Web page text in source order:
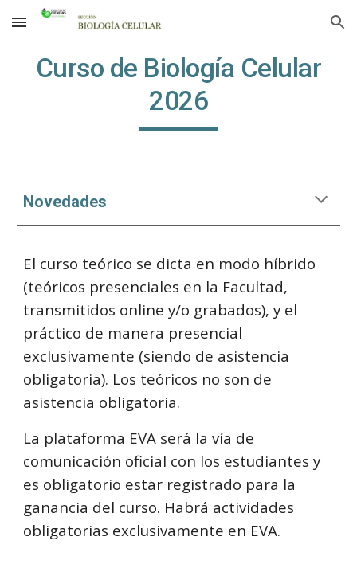
Skip to main content Skip to navigation
Curso de Biología Celular
2026
Novedades
El curso teórico se dicta en modo híbrido
(teóricos presenciales en la Facultad,
transmitidos online y/o grabados), y el
práctico de manera presencial
exclusivamente (siendo de asistencia
obligatoria). Los teóricos no son de
asistencia obligatoria.
La plataforma EVA será la vía de
comunicación oficial con los estudiantes y
es obligatorio estar registrado para la
ganancia del curso. Habrá actividades
obligatorias exclusivamente en EVA.